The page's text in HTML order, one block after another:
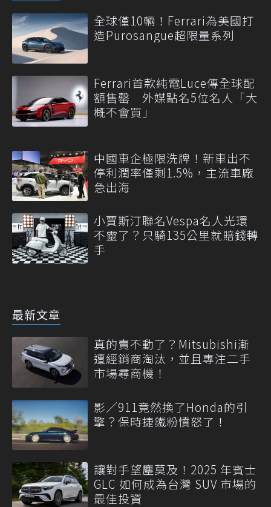
全球僅10輛！Ferrari為美國打
造Purosangue超限量系列
Ferrari首款純電Luce傳全球配
額售罄 外媒點名5位名人「大
概不會買」
中國車企極限洗牌！新車出不
停利潤率僅剩1.5%，主流車廠
急出海
小賈斯汀聯名Vespa名人光環
不靈了？只騎135公里就賠錢轉
手
最新文章
真的賣不動了？Mitsubishi漸
遭經銷商淘汰，並且專注二手
市場尋商機！
影／911竟然換了Honda的引
擎？保時捷鐵粉憤怒了！
讓對手望塵莫及！2025 年賓士
GLC 如何成為台灣 SUV 市場的
最佳投資